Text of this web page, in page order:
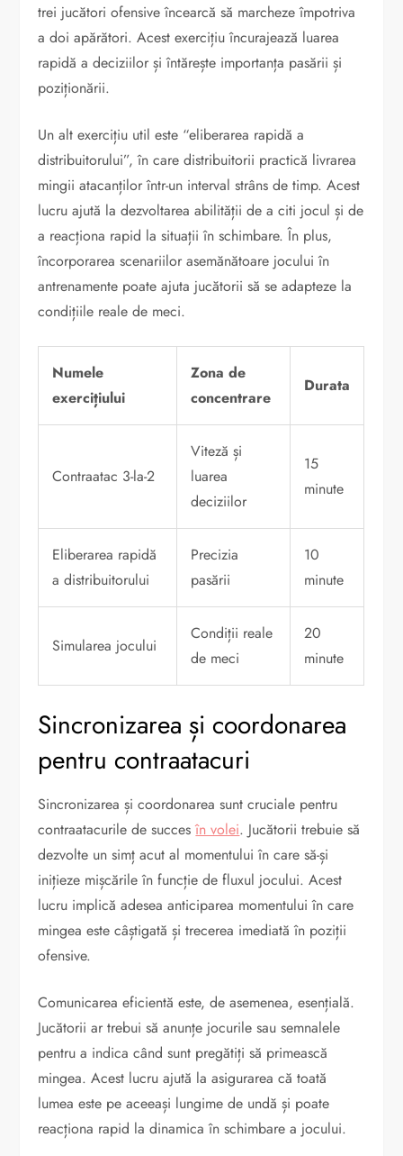
trei jucători ofensive încearcă să marcheze împotriva
a doi apărători. Acest exercițiu încurajează luarea
rapidă a deciziilor și întărește importanța pasării și
poziționării.
Un alt exercițiu util este “eliberarea rapidă a
distribuitorului”, în care distribuitorii practică livrarea
mingii atacanților într-un interval strâns de timp. Acest
lucru ajută la dezvoltarea abilității de a citi jocul și de
a reacționa rapid la situații în schimbare. În plus,
încorporarea scenariilor asemănătoare jocului în
antrenamente poate ajuta jucătorii să se adapteze la
condițiile reale de meci.
Numele
exercițiului
Zona de
concentrare
Durata
Contraatac 3-la-2
Viteză și
luarea
deciziilor
15
minute
Eliberarea rapidă
a distribuitorului
Precizia
pasării
10
minute
Simularea jocului
Condiții reale
de meci
20
minute
Sincronizarea și coordonarea
pentru contraatacuri
Sincronizarea și coordonarea sunt cruciale pentru
contraatacurile de succesîn volei. Jucătorii trebuie să
dezvolte un simț acut al momentului în care să-și
inițieze mișcările în funcție de fluxul jocului. Acest
lucru implică adesea anticiparea momentului în care
mingea este câștigată și trecerea imediată în poziții
ofensive.
Comunicarea eficientă este, de asemenea, esențială.
Jucătorii ar trebui să anunțe jocurile sau semnalele
pentru a indica când sunt pregătiți să primească
mingea. Acest lucru ajută la asigurarea că toată
lumea este pe aceeași lungime de undă și poate
reacționa rapid la dinamica în schimbare a jocului.